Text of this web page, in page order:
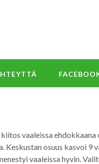
vaaleissa ehdokkaana
Keskustan osuus kasvoi 9
vaaleissa hyvin.